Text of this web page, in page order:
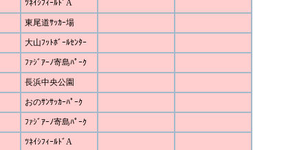
ﾂﾈｲｼﾌｨｰﾙﾄﾞA
東尾道ｻｯｶｰ場
大山ﾌｯﾄﾎﾞｰﾙｾﾝﾀｰ
ﾌｧｼﾞｱｰﾉ寄島ﾊﾟｰｸ
長浜中央公園
おのｻﾝｻｯｶｰﾊﾟｰｸ
ﾌｧｼﾞｱｰﾉ寄島ﾊﾟｰｸ
ﾂﾈｲｼﾌｨｰﾙﾄﾞA